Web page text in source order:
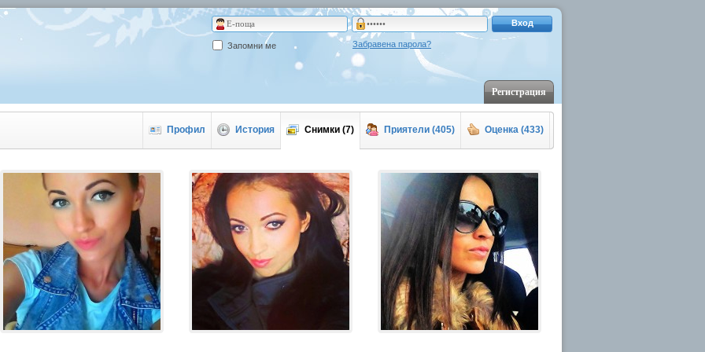
Регистрация
Вход
Запомни ме Забравена парола?
Профил История Снимки (7) Приятели (405) Оценка (433)